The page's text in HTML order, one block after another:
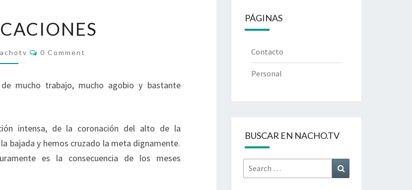
DE…
Comments
0 Comment
mucho trabajo, mucho agobio y bastante
intensa, de la coronación del alto de la
bajada y hemos cruzado la meta dignamente.
es la consecuencia de los meses
PÁGINAS
Contacto
Personal
BUSCAR EN NACHO.TV
Search
for: